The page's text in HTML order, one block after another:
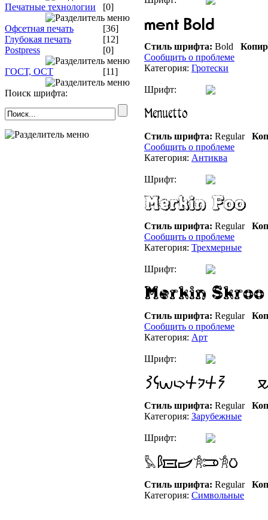
Печатные технологии [0]
Офсетная печать
[36]
Глубокая печать
[12]
Postpress
[0]
ГОСТ, ОСТ [11]
Поиск шрифта:
Стиль шрифта: Bold
Сообщить о проблеме
Категория: Гротески
Шрифт:
Стиль шрифта: Regular
Сообщить о проблеме
Категория: Антиква
Шрифт:
Стиль шрифта: Regular
Сообщить о проблеме
Категория: Трехмерные
Шрифт:
Стиль шрифта: Regular
Сообщить о проблеме
Категория: Арт
Шрифт:
Стиль шрифта: Regular
Категория: Зарубежные
Шрифт:
Стиль шрифта: Regular
Категория: Символьные